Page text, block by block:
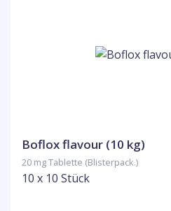
Boflox flavour (10 kg)
20 mg Tablette (Blisterpack.)
10 x 10 Stück